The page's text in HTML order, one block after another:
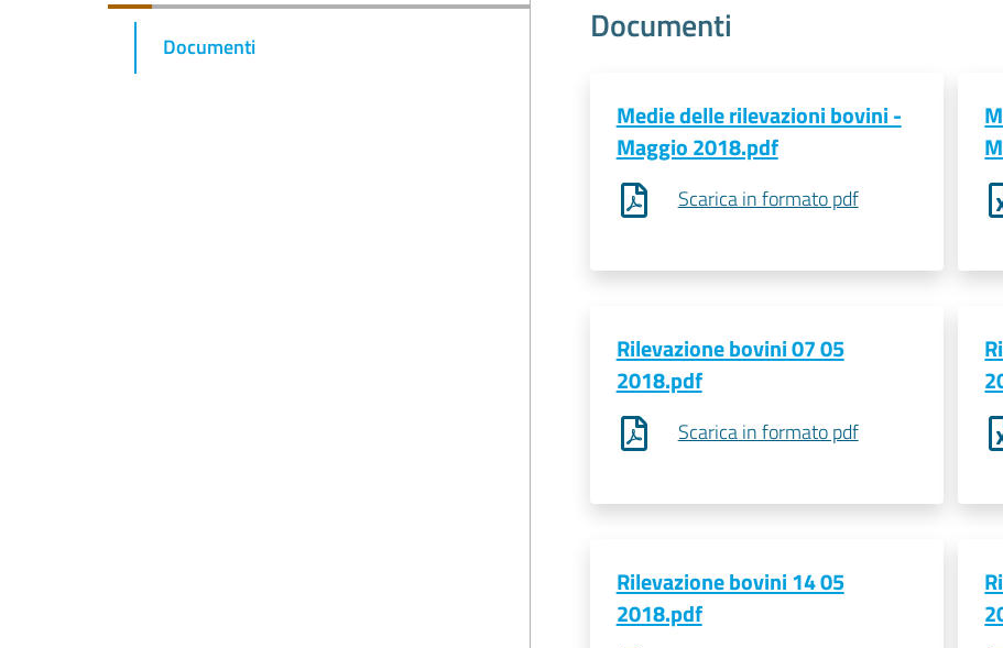
Documenti Documenti
Medie delle rilevazioni bovini -
Maggio 2018.pdf
Scarica in formato pdf
Rilevazione bovini 07 05
2018.pdf
Scarica in formato pdf
Rilevazione bovini 14 05
2018.pdf